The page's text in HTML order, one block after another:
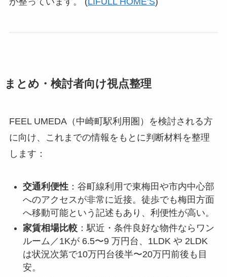
まとめ・検討者向け視点整理
FEEL UMEDA（中崎町駅利用圏）を検討される方
に向け、これまでの情報をもとに判断材料を整理
します：
交通利便性：谷町線利用で東梅田や市内中心部
へのアクセスが非常に近接。徒歩でも梅田方面
へ移動可能という記述もあり、利便性が高い。
家賃相場比較：駅近・条件良好な物件ならワン
ルーム／1Kが 6.5〜9 万円台、1LDK や 2LDK
は状況次第で10万円台後半〜20万円前後も目
安。